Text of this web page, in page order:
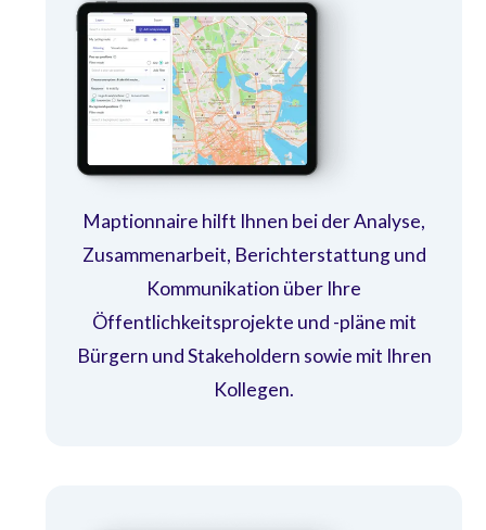
Maptionnaire hilft Ihnen bei der Analyse,
Zusammenarbeit, Berichterstattung und
Kommunikation über Ihre
Öffentlichkeitsprojekte und -pläne mit
Bürgern und Stakeholdern sowie mit Ihren
Kollegen.